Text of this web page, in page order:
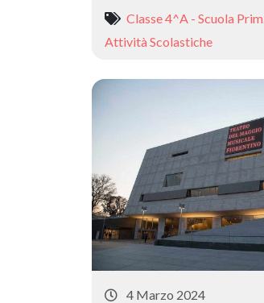
Classe 4^A - Scuola
Attività Scolastiche
4 Marzo 2024